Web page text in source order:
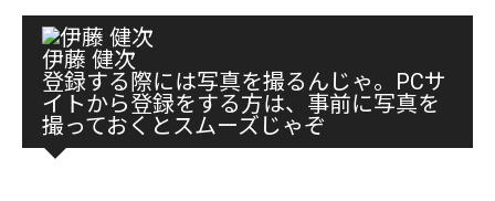
伊藤 健次
登録する際には写真を撮るんじゃ。PCサ
イトから登録をする方は、事前に写真を
撮っておくとスムーズじゃぞ